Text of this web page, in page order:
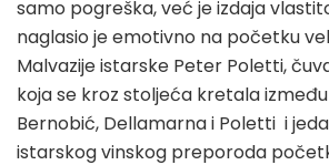
samo pogreška, već je izdaja
naglasio je emotivno na početku
Malvazije istarske Peter Poletti,
koja se kroz stoljeća kretala
Bernobić, Dellamarna i Poletti i
istarskog vinskog preporoda